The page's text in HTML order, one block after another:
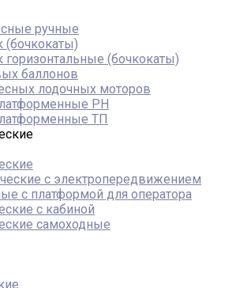
ручные
(бочкокаты)
(бочкокаты)
баллонов
лодочных моторов
PH
ТП
с электропередвижением
с платформой для оператора
с кабиной
самоходные